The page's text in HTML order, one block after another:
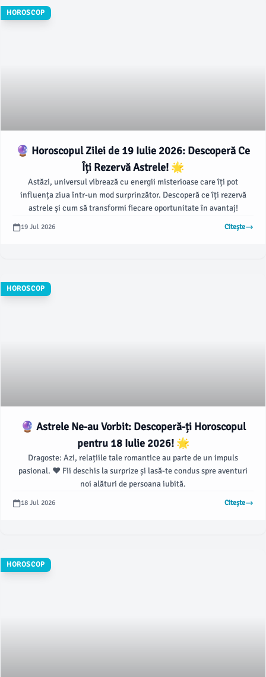
HOROSCOP
🔮 Horoscopul Zilei de 19 Iulie 2026: Descoperă Ce
Îți Rezervă Astrele! 🌟
Astăzi, universul vibrează cu energii misterioase care îți pot
influența ziua într-un mod surprinzător. Descoperă ce îți rezervă
astrele și cum să transformi fiecare oportunitate în avantaj!
19 Jul 2026 Citește
HOROSCOP
🔮 Astrele Ne-au Vorbit: Descoperă-ți Horoscopul
pentru 18 Iulie 2026! 🌟
Dragoste: Azi, relațiile tale romantice au parte de un impuls
pasional. ❤️ Fii deschis la surprize și lasă-te condus spre aventuri
noi alături de persoana iubită.
18 Jul 2026 Citește
HOROSCOP